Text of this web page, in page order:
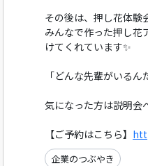
その後は、押し花体験
みんなで作った押し花
けてくれています✨
「どんな先輩がいるん
気になった方は説明会
【ご予約はこちら】
企業のつぶやき